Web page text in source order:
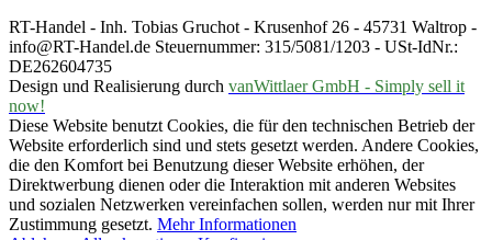
RT-Handel - Inh. Tobias Gruchot - Krusenhof 26 - 45731 Waltrop -
info@RT-Handel.de Steuernummer: 315/5081/1203 - USt-IdNr.:
DE262604735
Design und Realisierung durch vanWittlaer GmbH - Simply sell it
now!
Diese Website benutzt Cookies, die für den technischen Betrieb der
Website erforderlich sind und stets gesetzt werden. Andere Cookies,
die den Komfort bei Benutzung dieser Website erhöhen, der
Direktwerbung dienen oder die Interaktion mit anderen Websites
und sozialen Netzwerken vereinfachen sollen, werden nur mit Ihrer
Zustimmung gesetzt. Mehr Informationen